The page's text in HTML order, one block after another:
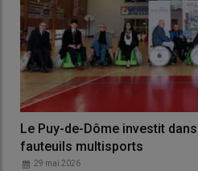
Le Puy-de-Dôme investit
fauteuils multisports
29 mai 2026